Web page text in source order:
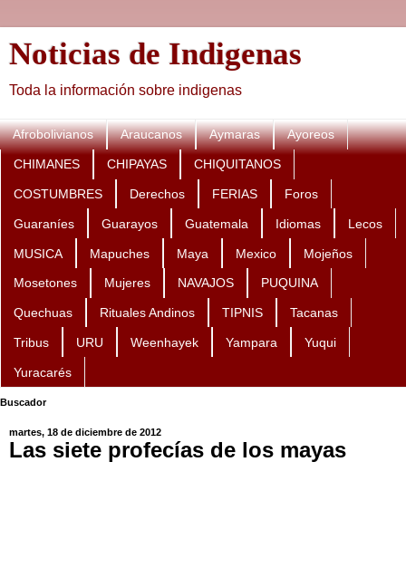
Noticias de Indigenas
Toda la información sobre indigenas
Afrobolivianos Araucanos Aymaras Ayoreos
CHIMANES CHIPAYAS CHIQUITANOS
COSTUMBRES Derechos FERIAS Foros
Guaraníes Guarayos Guatemala Idiomas Lecos
MUSICA Mapuches Maya Mexico Mojeños
Mosetones Mujeres NAVAJOS PUQUINA
Quechuas Rituales Andinos TIPNIS Tacanas
Tribus URU Weenhayek Yampara Yuqui
Yuracarés
Buscador
martes, 18 de diciembre de 2012
Las siete profecías de los mayas